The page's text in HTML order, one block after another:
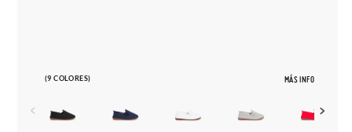
(9 COLORES) MÁS INFO